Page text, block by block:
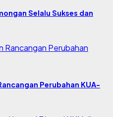
Selalu Sukses dan
Perubahan KUA-